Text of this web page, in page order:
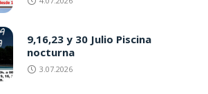
9,16,23 y 30 Julio Piscina
nocturna
3.07.2026